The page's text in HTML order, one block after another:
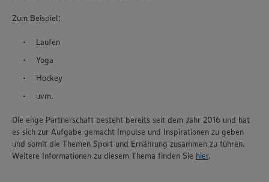
Zum Beispiel:
Laufen
Yoga
Hockey
uvm.
Die enge Partnerschaft besteht bereits seit dem Jahr 2016 und hat
es sich zur Aufgabe gemacht Impulse und Inspirationen zu geben
und somit die Themen Sport und Ernährung zusammen zu führen.
Weitere Informationen zu diesem Thema finden Sie hier.